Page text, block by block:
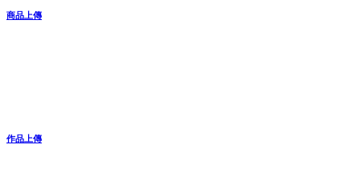
商品上傳
作品上傳